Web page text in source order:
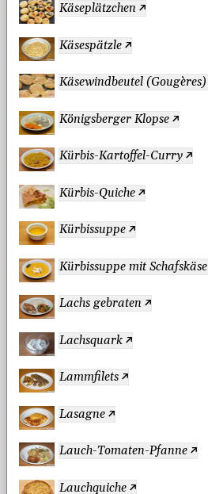
Käseplätzchen
Käsespätzle
Käsewindbeutel (Gougères)
Königsberger Klopse
Kürbis-Kartoffel-Curry
Kürbis-Quiche
Kürbissuppe
Kürbissuppe mit Schafskäse
Lachs gebraten
Lachsquark
Lammfilets
Lasagne
Lauch-Tomaten-Pfanne
Lauchquiche